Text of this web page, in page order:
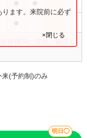
療機関に直接ご確認く
ます。来院前に必ず
×閉じる
(予約制)のみ
明日◯